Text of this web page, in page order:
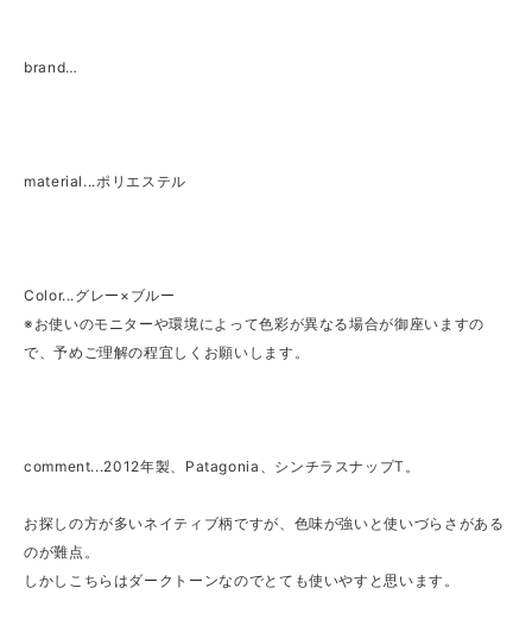
brand…
material...ポリエステル
Color...グレー×ブルー
※お使いのモニターや環境によって色彩が異なる場合が御座いますの
で、予めご理解の程宜しくお願いします。
comment...2012年製、Patagonia、シンチラスナップT。
お探しの方が多いネイティブ柄ですが、色味が強いと使いづらさがある
のが難点。
しかしこちらはダークトーンなのでとても使いやすと思います。